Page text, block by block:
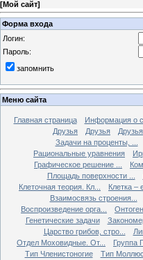
[Мой сайт]
Форма входа
Логин:
Пароль:
запомнить
Меню сайта
Главная страница Информация о
Друзья
Друзья Друзья
Задачи на проценты, ...
Рациональные уравнения
Графическое решение ...
Площадь поверхности ...
Клеточная теория. Кл...
Клетка –
Взаимосвязь строения...
Воспроизведение орга...
Генетические задачи
Царство грибов, стро...
Отдел Моховидные. От...
Группа
Тип Членистоногие
Тип